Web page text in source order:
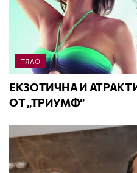
ТЯЛО
ЕКЗОТИЧНА И
ОТ „ТРИУМФ”